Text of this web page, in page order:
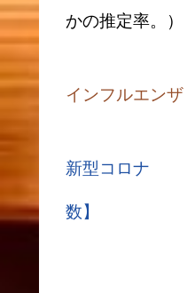
かの推定率。）
インフルエン
新型コロナ
数】
０．１３